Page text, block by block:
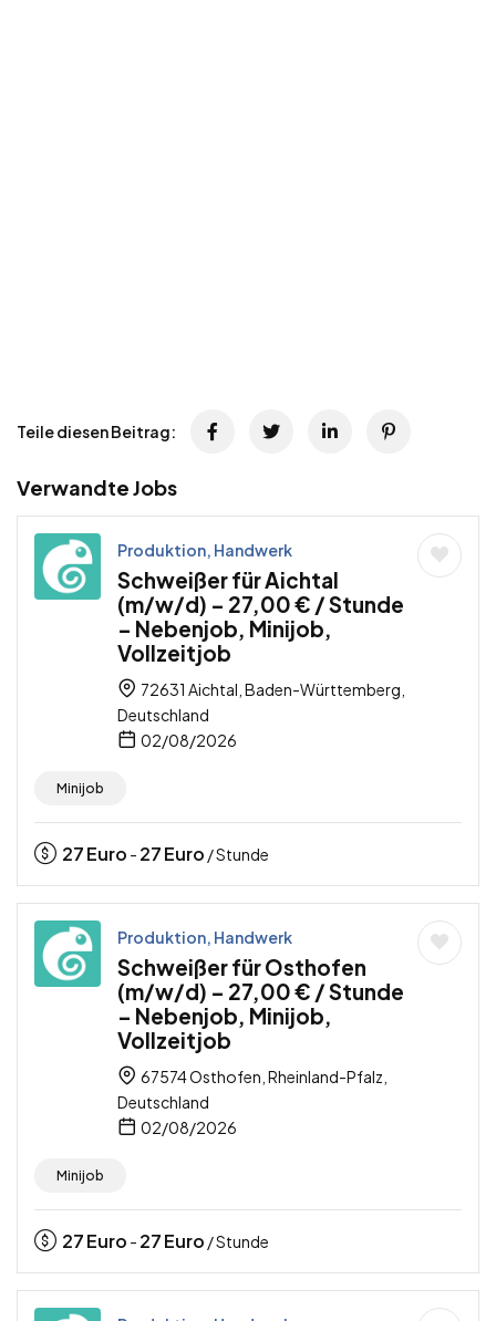
Teile diesen Beitrag:
Verwandte Jobs
Produktion, Handwerk
Schweißer für Aichtal
(m/w/d) – 27,00 € / Stunde
– Nebenjob, Minijob,
Vollzeitjob
72631 Aichtal, Baden-Württemberg,
Deutschland
02/08/2026
Minijob
27Euro - 27Euro / Stunde
Produktion, Handwerk
Schweißer für Osthofen
(m/w/d) – 27,00 € / Stunde
– Nebenjob, Minijob,
Vollzeitjob
67574 Osthofen, Rheinland-Pfalz,
Deutschland
02/08/2026
Minijob
27Euro - 27Euro / Stunde